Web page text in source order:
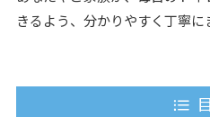
きるよう、分かりやすく丁寧に